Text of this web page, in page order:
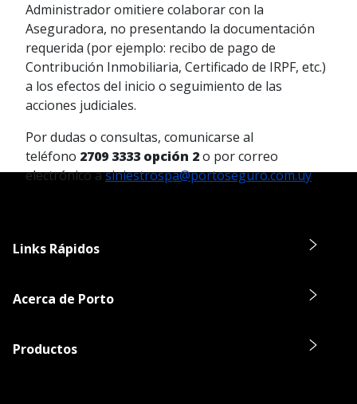
Administrador omitiere colaborar con la
Aseguradora, no presentando la documentación
requerida (por ejemplo: recibo de pago de
Contribución Inmobiliaria, Certificado de IRPF, etc.)
a los efectos del inicio o seguimiento de las
acciones judiciales.
Por dudas o consultas, comunicarse al
teléfono 2709 3333 opción 2o por correo
electrónico asiniestrospa@portoseguro.com.uy
Links Rápidos
Acerca de Porto
Productos